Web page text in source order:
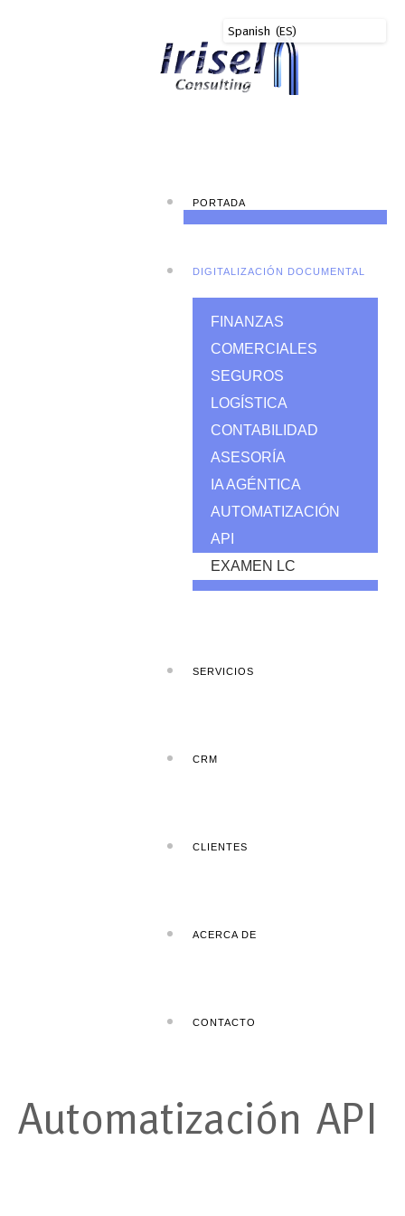
PORTADA
DIGITALIZACIÓN DOCUMENTAL
FINANZAS
COMERCIALES
SEGUROS
LOGÍSTICA
CONTABILIDAD
ASESORÍA
IA AGÉNTICA
AUTOMATIZACIÓN
API
EXAMEN LC
SERVICIOS
CRM
CLIENTES
ACERCA DE
CONTACTO
Automatización API